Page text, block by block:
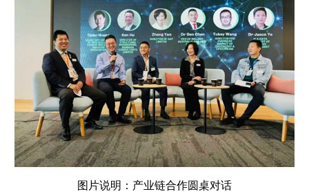
图片说明：产业链合作圆桌对话